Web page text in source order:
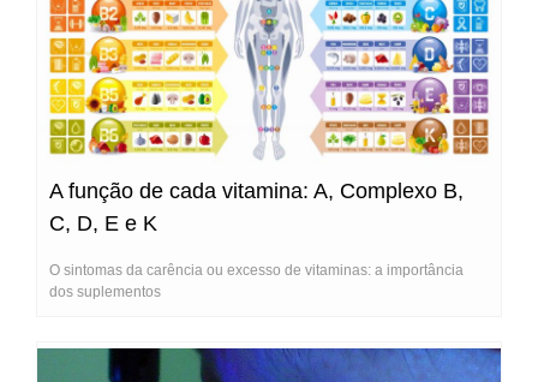
A função de cada vitamina: A, Complexo B,
C, D, E e K
O sintomas da carência ou excesso de vitaminas: a importância
dos suplementos